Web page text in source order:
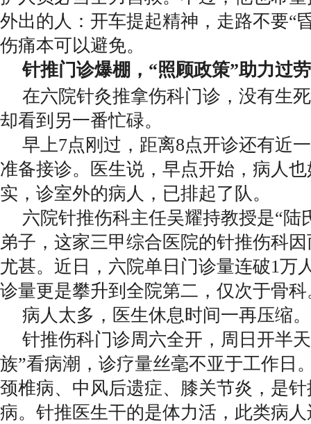
外出的人：开车提起精神，走路不要“
伤痛本可以避免。
针推门诊爆棚，“照顾政策”助力过
在六院针灸推拿伤科门诊，没有生
却看到另一番忙碌。
早上7点刚过，距离8点开诊还有近
准备接诊。医生说，早点开始，病人
实，诊室外的病人，已排起了队。
六院针推伤科主任吴耀持教授是“陆
弟子，这家三甲综合医院的针推伤科
尤甚。近日，六院单日门诊量连破1万
诊量更是攀升到全院第二，仅次于骨科
病人太多，医生休息时间一再压缩。
针推伤科门诊周六全开，周日开半
族”看病潮，诊疗量丝毫不亚于工作日
颈椎病、中风后遗症、膝关节炎，是
病。针推医生干的是体力活，此类病